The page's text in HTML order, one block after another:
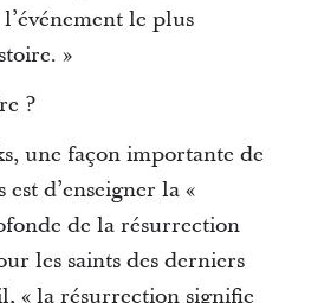
le plus
»
?
une façon importante de
d’enseigner la «
de la résurrection
les saints des derniers
« la résurrection signifie